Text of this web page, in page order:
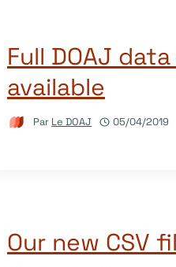
Full DOAJ
available
Par Le DOAJ 05/04/2019
Our new CSV